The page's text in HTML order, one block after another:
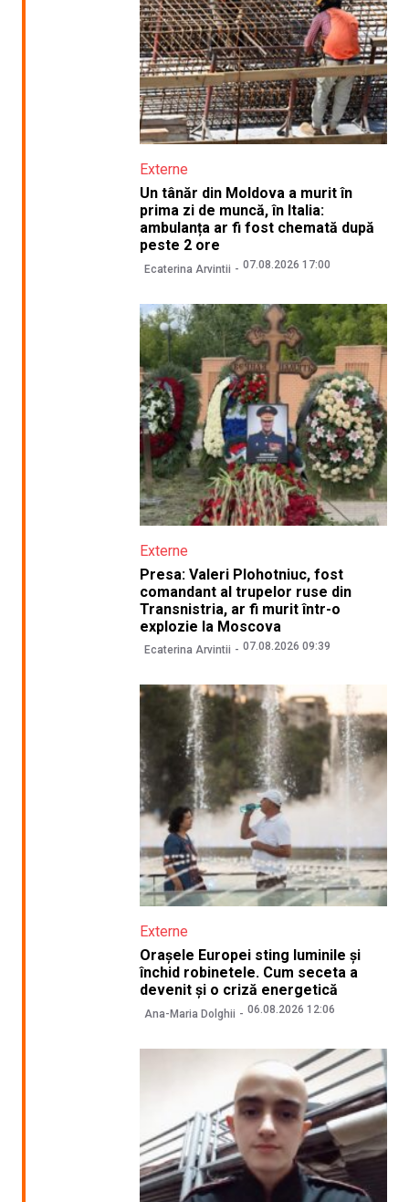
Externe
Un tânăr din Moldova a murit în
prima zi de muncă, în Italia:
ambulanța ar fi fost chemată după
peste 2 ore
Ecaterina Arvintii 07.08.2026 17:00
Externe
Presa: Valeri Plohotniuc, fost
comandant al trupelor ruse din
Transnistria, ar fi murit într-o
explozie la Moscova
Ecaterina Arvintii 07.08.2026 09:39
Externe
Orașele Europei sting luminile și
închid robinetele. Cum seceta a
devenit și o criză energetică
Ana-Maria Dolghii 06.08.2026 12:06